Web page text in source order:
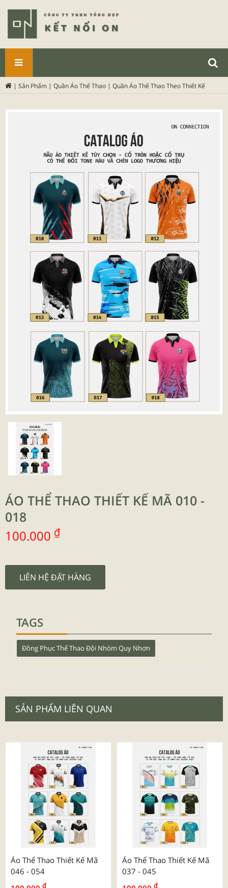
PHẨM
| Sản Phẩm | Quần Áo Thể Thao | Quần Áo Thể Thao Theo Thiết Kế
ÁO THỂ THAO THIẾT KẾ MÃ 010 -
018
100.000 ₫
LIÊN HỆ ĐẶT HÀNG
TAGS
Đồng Phục Thể Thao Đội Nhóm Quy Nhơn
SẢN PHẨM LIÊN QUAN
Áo Thể Thao Thiết Kế Mã
046 - 054
₫
Áo Thể Thao Thiết Kế Mã
037 - 045
₫